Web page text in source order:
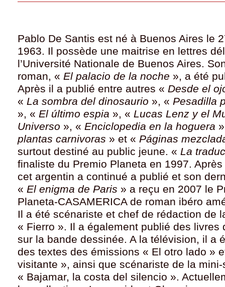
Pablo De Santis est né à Buenos Aires le
1963. Il possède une maitrise en lettres
l’Université Nationale de Buenos Aires.
roman, « El palacio de la noche », a été
Après il a publié entre autres « Desde el
« La sombra del dinosaurio », « Pesadilla
», « El último espia », « Lucas Lenz y el
Universo », « Enciclopedia en la hoguera
plantas carnivoras » et « Páginas
surtout destiné au public jeune. « La
finaliste du Premio Planeta en 1997.
cet argentin a continué a publié et son
« El enigma de Paris » a reçu en 2007 le
Planeta-CASAMERICA de roman ibéro
Il a été scénariste et chef de rédaction de
« Fierro ». Il a également publié des livres
sur la bande dessinée. A la télévision, il a
des textes des émissions « El otro lado »
visitante », ainsi que scénariste de la mini-
« Bajamar, la costa del silencio ».